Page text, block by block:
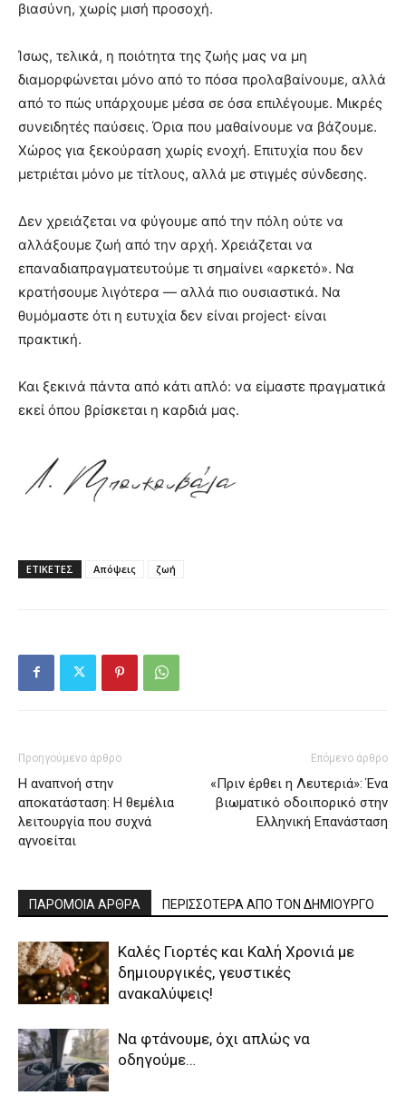
βιασύνη, χωρίς μισή προσοχή.
Ίσως, τελικά, η ποιότητα της ζωής μας να μη
διαμορφώνεται μόνο από το πόσα προλαβαίνουμε, αλλά
από το πώς υπάρχουμε μέσα σε όσα επιλέγουμε. Μικρές
συνειδητές παύσεις. Όρια που μαθαίνουμε να βάζουμε.
Χώρος για ξεκούραση χωρίς ενοχή. Επιτυχία που δεν
μετριέται μόνο με τίτλους, αλλά με στιγμές σύνδεσης.
Δεν χρειάζεται να φύγουμε από την πόλη ούτε να
αλλάξουμε ζωή από την αρχή. Χρειάζεται να
επαναδιαπραγματευτούμε τι σημαίνει «αρκετό». Να
κρατήσουμε λιγότερα — αλλά πιο ουσιαστικά. Να
θυμόμαστε ότι η ευτυχία δεν είναι project· είναι
πρακτική.
Και ξεκινά πάντα από κάτι απλό: να είμαστε πραγματικά
εκεί όπου βρίσκεται η καρδιά μας.
ΕΤΙΚΕΤΕΣ Απόψεις ζωή
Προηγούμενο άρθρο
Η αναπνοή στην
αποκατάσταση: Η θεμέλια
λειτουργία που συχνά
αγνοείται
Επόμενο άρθρο
«Πριν έρθει η Λευτεριά»: Ένα
βιωματικό οδοιπορικό στην
Ελληνική Επανάσταση
ΠΑΡΟΜΟΙΑ ΑΡΘΡΑ ΠΕΡΙΣΣΟΤΕΡΑ ΑΠΟ ΤΟΝ ΔΗΜΙΟΥΡΓΟ
Καλές Γιορτές και Καλή Χρονιά με
δημιουργικές, γευστικές
ανακαλύψεις!
Να φτάνουμε, όχι απλώς να
οδηγούμε…